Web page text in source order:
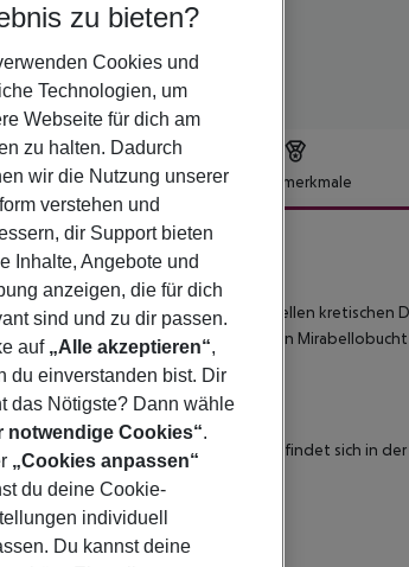
Hotelmerkmale
welches einem traditionellen kretischen
direkt am Strand von der wundervollen
Strandhotel in Agios Nikolaos und befindet sich in
entfernt.
zu bieten?
Cookies und
Technologien, um
Webseite für dich am
zu halten. Dadurch
wir die Nutzung unserer
verstehen und
dir Support bieten
Inhalte, Angebote und
anzeigen, die für dich
sind und zu dir passen.
auf „Alle akzeptieren“,
du einverstanden bist. Dir
das Nötigste? Dann wähle
notwendige Cookies“.
„Cookies anpassen“
du deine Cookie-
individuell
Du kannst deine